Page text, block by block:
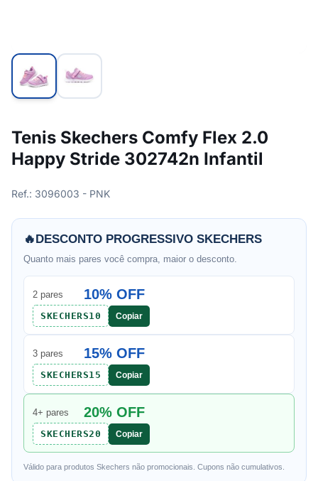
Tenis Skechers Comfy Flex 2.0
Happy Stride 302742n Infantil
Ref.: 3096003 - PNK
🔥DESCONTO PROGRESSIVO SKECHERS
Quanto mais pares você compra, maior o desconto.
2 pares 10% OFF
SKECHERS10 Copiar
3 pares 15% OFF
SKECHERS15 Copiar
4+ pares 20% OFF
SKECHERS20 Copiar
Válido para produtos Skechers não promocionais. Cupons não cumulativos.